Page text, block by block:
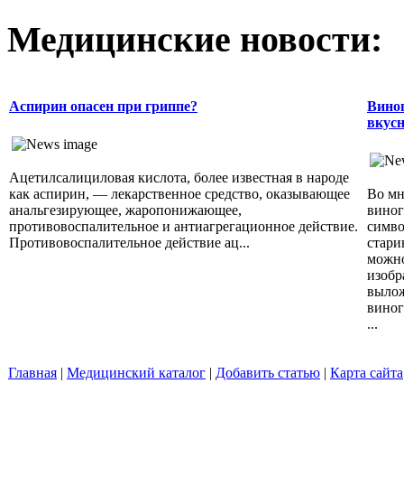
Медицинские новости:
Аспирин опасен при гриппе?
Ацетилсалициловая кислота, более известная в народе
как аспирин, — лекарственное средство, оказывающее
анальгезирующее, жаропонижающее,
противовоспалительное и антиагрегационное действие.
Противовоспалительное действие ац...
Во
...
Главная | Медицинский каталог | Добавить статью | Карта сайта